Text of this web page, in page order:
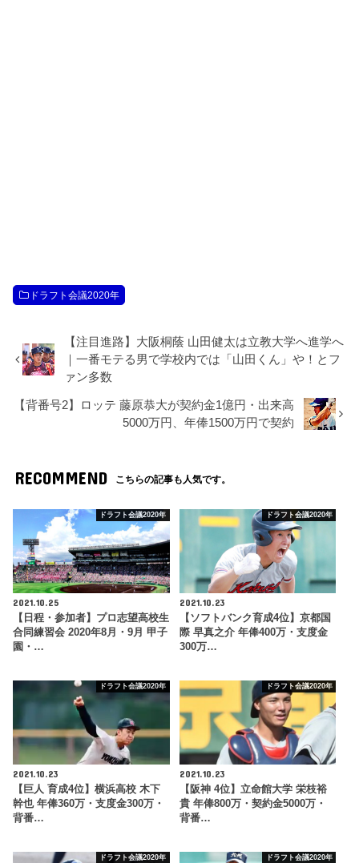
ドラフト会議2020年
【注目進路】大阪桐蔭 山田健太は立教大学へ進学へ
｜一番モテる男で学校内では「山田くん」や！とフ
ァン多数
【背番号2】ロッテ 藤原恭大が契約金1億円・出来高
5000万円、年俸1500万円で契約
RECOMMEND こちらの記事も人気です。
ドラフト会議2020年
2021.10.25
【日程・参加者】プロ志望高校生
合同練習会 2020年8月・9月 甲子
園・…
ドラフト会議2020年
2021.10.23
【ソフトバンク育成4位】京都国
際 早真之介 年俸400万・支度金
300万…
ドラフト会議2020年
2021.10.23
【巨人 育成4位】横浜高校 木下
幹也 年俸360万・支度金300万・
背番…
ドラフト会議2020年
2021.10.23
【阪神 4位】立命館大学 栄枝裕
貴 年俸800万・契約金5000万・
背番…
ドラフト会議2020年 ドラフト会議2020年